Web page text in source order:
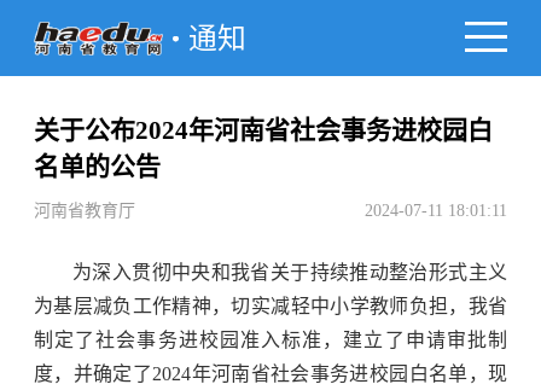
通知
关于公布2024年河南省社会事务进校园白
名单的公告
河南省教育厅 2024-07-11 18:01:11
为深入贯彻中央和我省关于持续推动整治形式主义
为基层减负工作精神，切实减轻中小学教师负担，我省
制定了社会事务进校园准入标准，建立了申请审批制
度，并确定了2024年河南省社会事务进校园白名单，现